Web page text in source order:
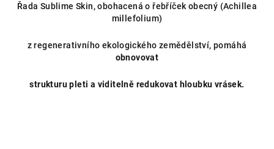
ý
p
s
u
Řada Sublime Skin, obohacená o řebříček obecný (Achillea
millefolium)
z regenerativního ekologického zemědělství, pomáhá
obnovovat
strukturu pleti a viditelně redukovat hloubku vrásek.